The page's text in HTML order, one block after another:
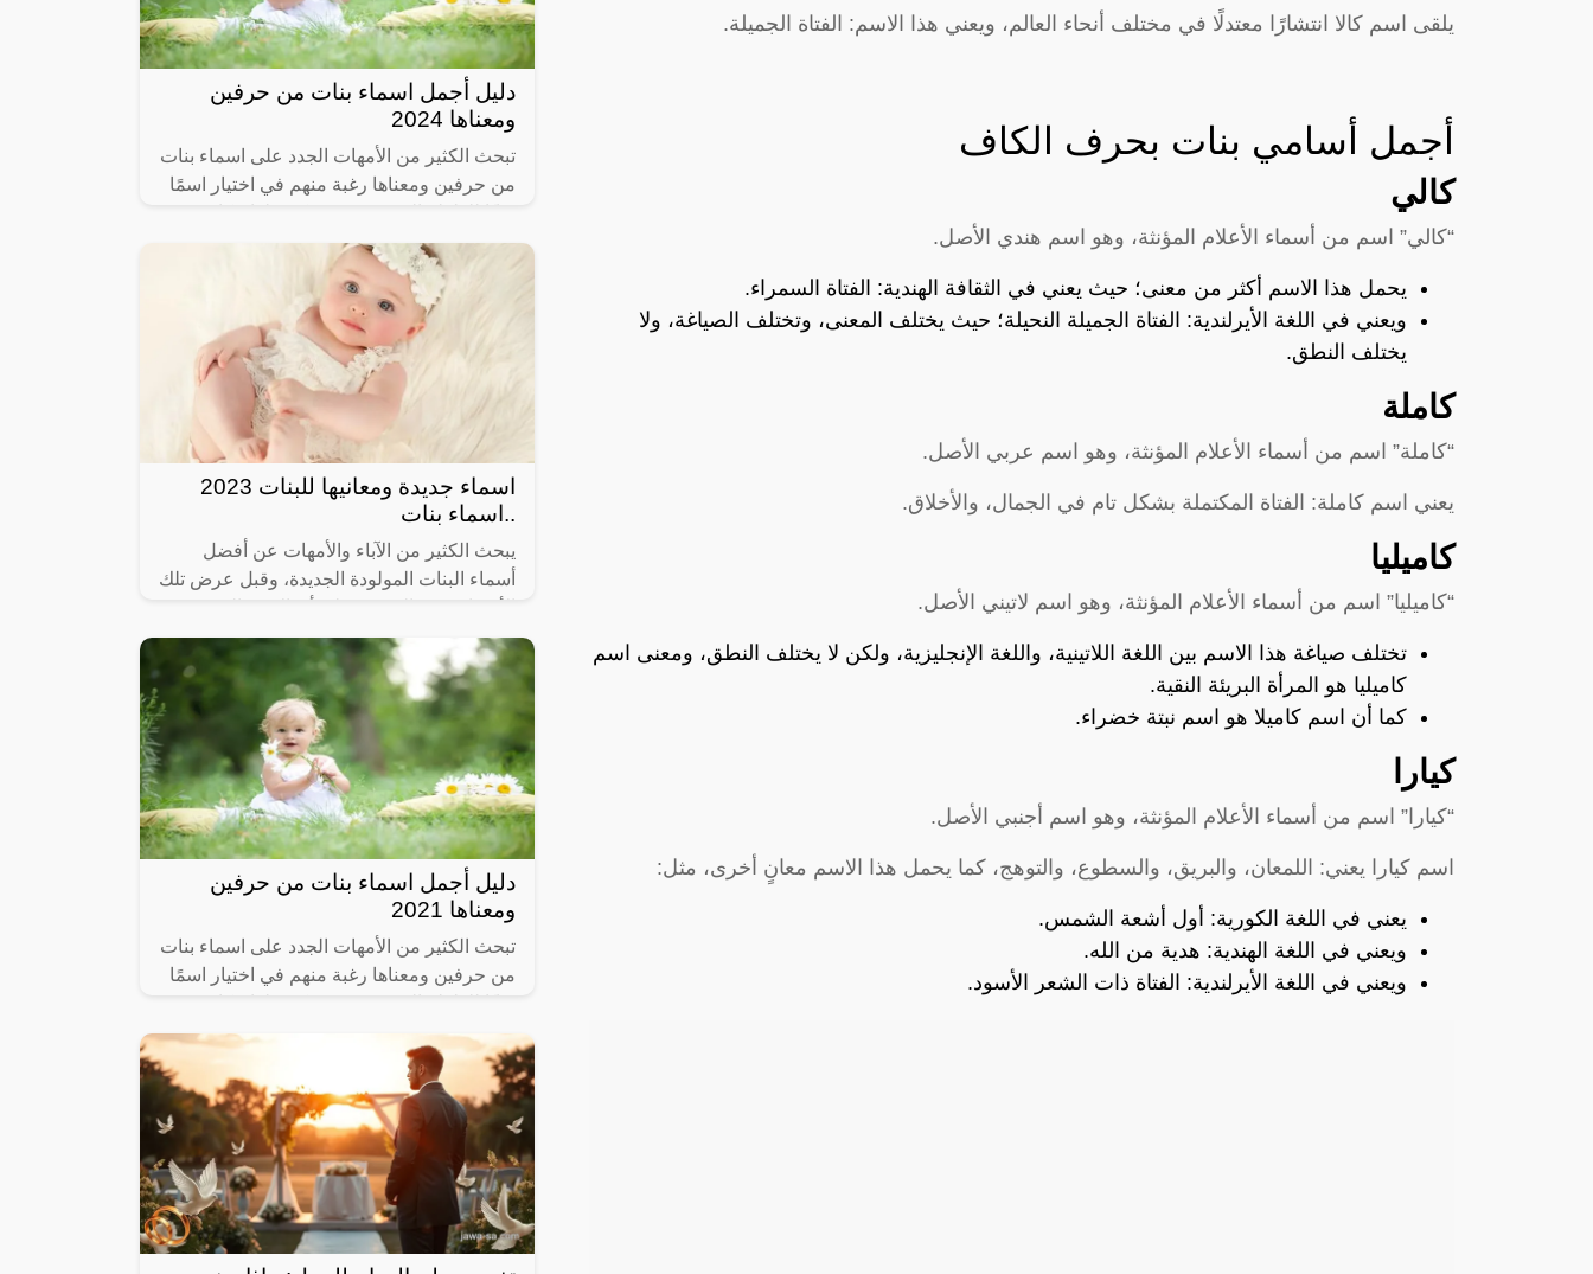
يلقى اسم كالا انتشارًا معتدلًا في مختلف أنحاء العالم، ويعني هذا الاسم: الفتاة الجميلة.
أجمل أسامي بنات بحرف الكاف
كالي
“كالي” اسم من أسماء الأعلام المؤنثة، وهو اسم هندي الأصل.
يحمل هذا الاسم أكثر من معنى؛ حيث يعني في الثقافة الهندية: الفتاة السمراء.
ويعني في اللغة الأيرلندية: الفتاة الجميلة النحيلة؛ حيث يختلف المعنى، وتختلف الصياغة، ولا
يختلف النطق.
كاملة
“كاملة” اسم من أسماء الأعلام المؤنثة، وهو اسم عربي الأصل.
يعني اسم كاملة: الفتاة المكتملة بشكل تام في الجمال، والأخلاق.
كاميليا
“كاميليا” اسم من أسماء الأعلام المؤنثة، وهو اسم لاتيني الأصل.
تختلف صياغة هذا الاسم بين اللغة اللاتينية، واللغة الإنجليزية، ولكن لا يختلف النطق، ومعنى اسم
كاميليا هو المرأة البريئة النقية.
كما أن اسم كاميلا هو اسم نبتة خضراء.
كيارا
“كيارا” اسم من أسماء الأعلام المؤنثة، وهو اسم أجنبي الأصل.
اسم كيارا يعني: اللمعان، والبريق، والسطوع، والتوهج، كما يحمل هذا الاسم معانٍ أخرى، مثل:
يعني في اللغة الكورية: أول أشعة الشمس.
ويعني في اللغة الهندية: هدية من الله.
ويعني في اللغة الأيرلندية: الفتاة ذات الشعر الأسود.
دليل أجمل اسماء بنات من حرفين
ومعناها 2024
تبحث الكثير من الأمهات الجدد على اسماء بنات
من حرفين ومعناها رغبة منهم في اختيار اسمًا
مميزة باسمها الجذاب، فالأسماء
اسماء جديدة ومعانيها للبنات 2023
..اسماء بنات
يبحث الكثير من الآباء والأمهات عن أفضل
أسماء البنات المولودة الجديدة، وقبل عرض تلك
إطلاقه على البنت سيكون له تأثير
دليل أجمل اسماء بنات من حرفين
ومعناها 2021
تبحث الكثير من الأمهات الجدد على اسماء بنات
من حرفين ومعناها رغبة منهم في اختيار اسمًا
مميزة باسمها الجذاب، فالأسماء